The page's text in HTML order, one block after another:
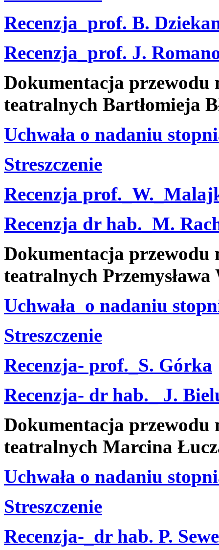
Recenzja_prof. B.
Recenzja_prof. J.
Dokumentacja przewodu
teatralnych Bartłomieja
Uchwała o nadaniu
Streszczenie
Recenzja
Recenzja dr hab._M.
Dokumentacja przewodu
teatralnych
Uchwała o nadaniu
Streszczenie
Recenzja- prof._S. Górka
Recenzja- dr hab._ J.
Dokumentacja przewodu
teatralnych Marcina
Uchwała o nadaniu
Streszczenie
Recenzja-_dr hab. P.